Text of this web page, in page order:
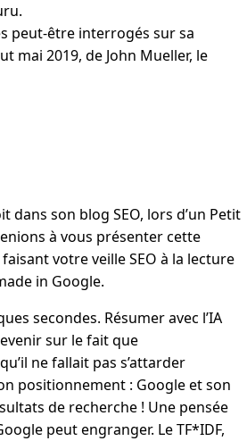
peut-être interrogés sur sa
mai 2019, de John Mueller, le
dans son blog SEO, lors d’un Petit
à vous présenter cette
votre veille SEO à la lecture
in Google.
secondes. Résumer avec l’IA
sur le fait que
ne fallait pas s’attarder
positionnement : Google et son
de recherche ! Une pensée
peut engranger. Le TF*IDF,